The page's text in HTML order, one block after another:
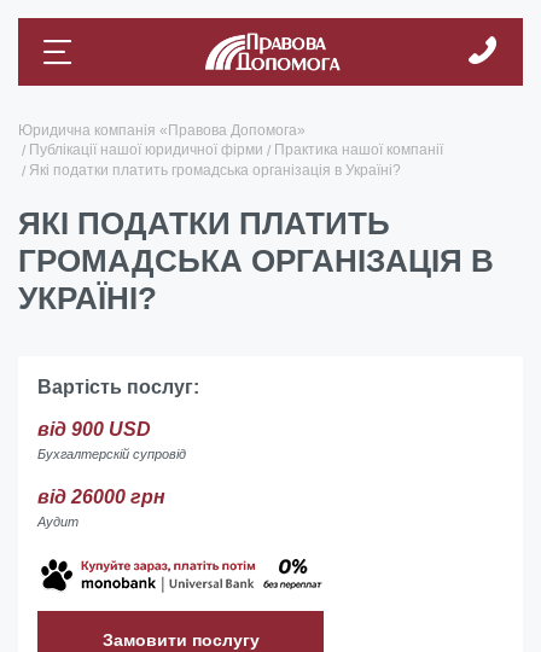
Юридична компанія «Правова Допомога»
Публікації нашої юридичної фірми
Практика нашої компанії
Які податки платить громадська організація в Україні?
ЯКІ ПОДАТКИ ПЛАТИТЬ
ГРОМАДСЬКА ОРГАНІЗАЦІЯ В
УКРАЇНІ?
Вартість послуг:
від 900 USD
Бухгалтерскій супровід
від 26000 грн
Аудит
Замовити послугу